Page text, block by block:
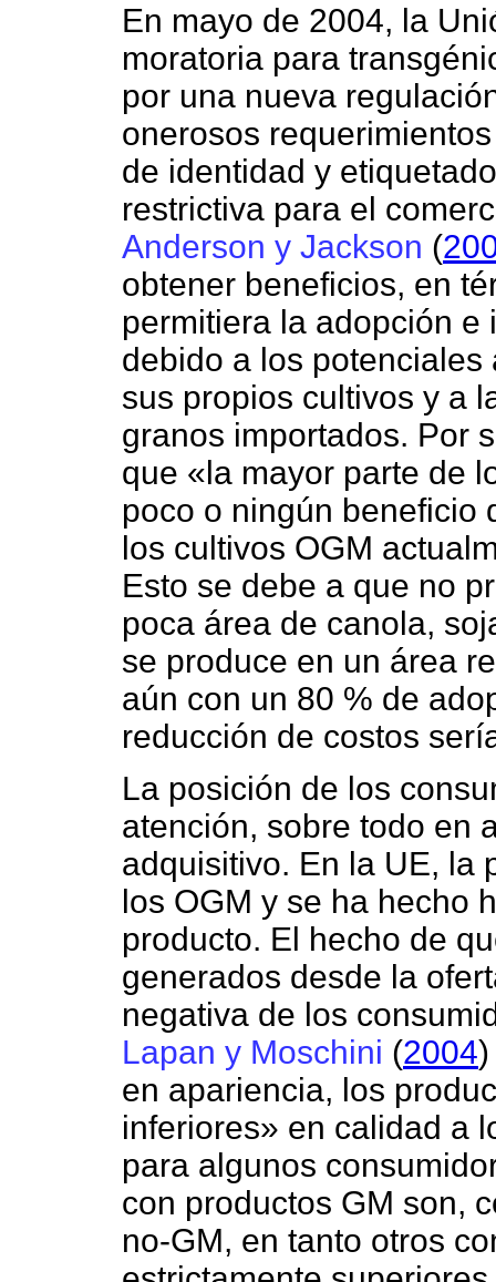
En mayo de 2004, la
moratoria para
por una nueva
onerosos
de identidad y
restrictiva para el
Anderson y Jackson (
obtener beneficios, en
permitiera la adopción e
debido a los
sus propios cultivos y a
granos importados. Por
que «la mayor parte de
poco o ningún beneficio
los cultivos OGM
Esto se debe a que no
poca área de canola,
se produce en un área
aún con un 80 % de
reducción de costos
La posición de los
atención, sobre todo en
adquisitivo. En la UE, la
los OGM y se ha hecho
producto. El hecho de
generados desde la
negativa de los
Lapan y Moschini (2004)
en apariencia, los
inferiores» en calidad a
para algunos
con productos GM son,
no-GM, en tanto otros